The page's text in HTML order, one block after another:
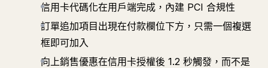
信用卡代碼化在用戶端完成，內建 PCI 合規性
訂單追加項目出現在付款欄位下方，只需一個複選
框即可加入
向上銷售優惠在信用卡授權後 1.2 秒觸發，而不是